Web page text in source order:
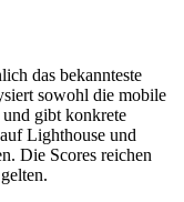
das bekannteste
sowohl die mobile
und gibt konkrete
Lighthouse und
Die Scores reichen